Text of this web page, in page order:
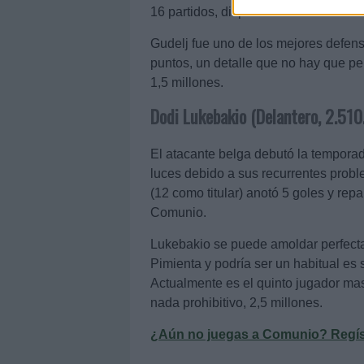
16 partidos, disputando los 22
Gudelj fue uno de los mejores
puntos, un detalle que no hay que
1,5 millones.
Dodi Lukebakio (Delantero,
El atacante belga debutó la
luces debido a sus recurrentes
(12 como titular) anotó 5 goles y
Comunio.
Lukebakio se puede amoldar
Pimienta y podría ser un habitual
Actualmente es el quinto jugador
nada prohibitivo, 2,5 millones.
¿Aún no juegas a Comunio?